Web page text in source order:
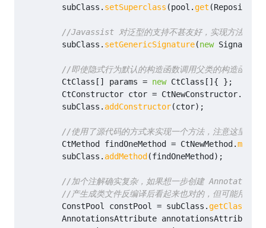
subClass . setSuperclass (pool .get (Repository
//Javassist 对泛型的支持不甚友好，实现方法中还
subClass . setGenericSignature(new
//即使隐式行为默认的构造函数调用父类的构造函数也
CtClass [] params = new CtClass [] {
};
CtConstructor ctor = CtNewConstructor.
subClass . addConstructor(ctor);
//使用了源代码的方式来实现一个方法，注意这里
CtMethod
findOneMethod = CtNewMethod .make
subClass . addMethod (findOneMethod );
//加个注解确实复杂，如果想一步创建
//产生成类文件反编译后看起来也对的，但可能用反
ConstPool
constPool = subClass .getClassFile
AnnotationsAttribute annotationsAttribute